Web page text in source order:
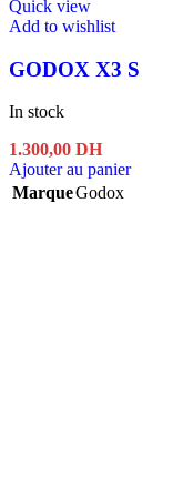
Quick view
Add to wishlist
GODOX X3 S
In stock
1.300,00 DH
Ajouter au panier
MarqueGodox